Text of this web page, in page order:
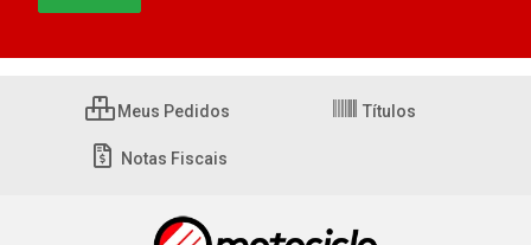
Meus Pedidos Títulos
Notas Fiscais